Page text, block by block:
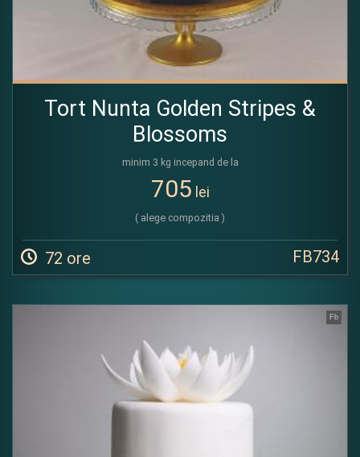
Tort Nunta Golden Stripes &
Blossoms
minim 3 kg incepand de la
705 lei
( alege compozitia )
72 ore FB734
Fb